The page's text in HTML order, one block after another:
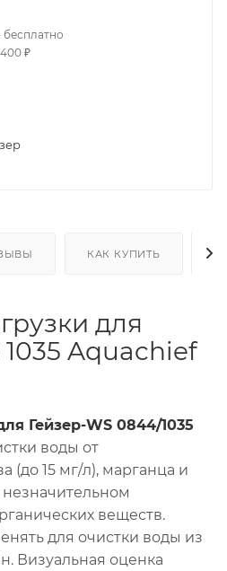
₽
КАК КУПИТЬ
для
Aquachief
Гейзер-WS 0844/1035
воды от
(до 15 мг/л), марганца и
веществ.
для очистки воды из
Визуальная оценка